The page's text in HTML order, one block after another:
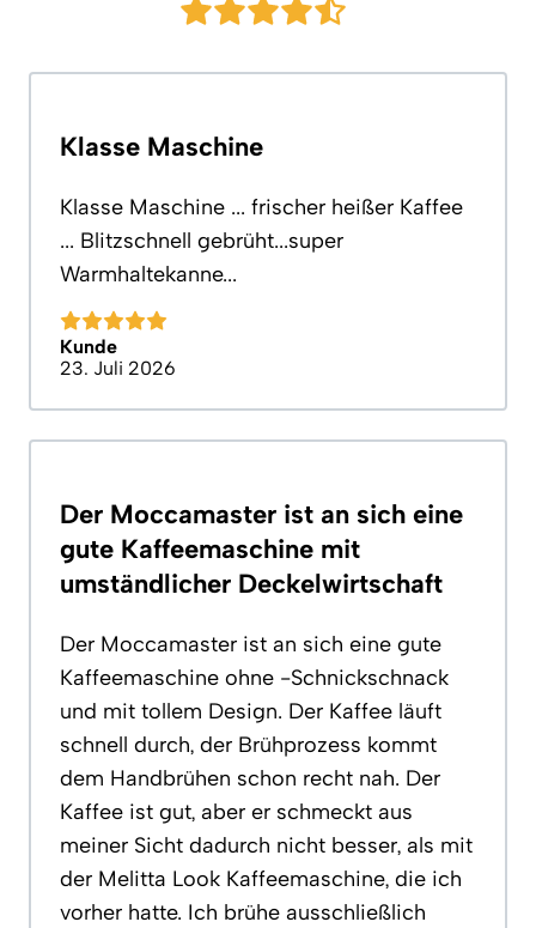
Klasse Maschine
Klasse Maschine ... frischer heißer Kaffee
... Blitzschnell gebrüht...super
Warmhaltekanne...
Kunde
23. Juli 2026
Der Moccamaster ist an sich eine
gute Kaffeemaschine mit
umständlicher Deckelwirtschaft
Der Moccamaster ist an sich eine gute
Kaffeemaschine ohne -Schnickschnack
und mit tollem Design. Der Kaffee läuft
schnell durch, der Brühprozess kommt
dem Handbrühen schon recht nah. Der
Kaffee ist gut, aber er schmeckt aus
meiner Sicht dadurch nicht besser, als mit
der Melitta Look Kaffeemaschine, die ich
vorher hatte. Ich brühe ausschließlich